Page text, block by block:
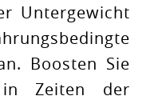
Untergewicht
Boosten Sie
Zeiten der